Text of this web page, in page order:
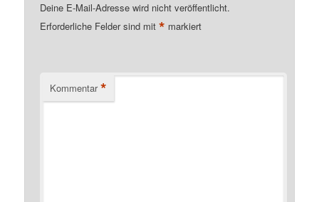
Deine E-Mail-Adresse wird nicht veröffentlicht.
Erforderliche Felder sind mit* markiert
Kommentar *